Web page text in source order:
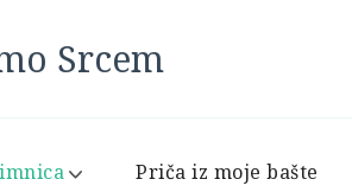
Srcem
Priča iz moje bašte